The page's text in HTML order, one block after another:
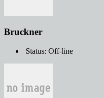
Bruckner
Status: Off-line